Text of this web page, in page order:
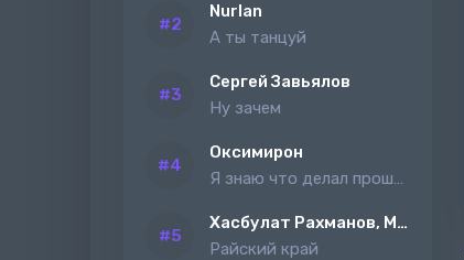
Nurlan
А ты танцуй
Сергей Завьялов
Ну зачем
Оксимирон
Я знаю что делал прошлым летом
Хасбулат Рахманов, MAGAS
Райский край